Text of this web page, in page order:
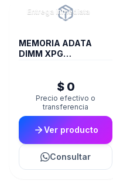
Entrega inmediata
MEMORIA ADATA
DIMM XPG
$ 0
Precio efectivo o
transferencia
Ver producto
Consultar